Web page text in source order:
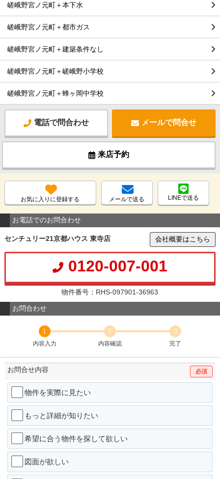
嵯峨野宮ノ元町＋本下水
嵯峨野宮ノ元町＋都市ガス
嵯峨野宮ノ元町＋建築条件なし
嵯峨野宮ノ元町＋嵯峨野小学校
嵯峨野宮ノ元町＋蜂ヶ岡中学校
電話で問合わせ メールで問合せ
来店予約
お気に入りに登録する メールで送る LINEで送る
お電話でのお問合わせ
センチュリー21京都ハウス 東寺店 会社概要はこちら
0120-007-001
物件番号：RHS-097901-36963
お問合わせ
1
内容入力
2
内容確認
3
完了
お問合せ内容 必須
物件を実際に見たい
もっと詳細が知りたい
希望に合う物件を探して欲しい
図面が欲しい